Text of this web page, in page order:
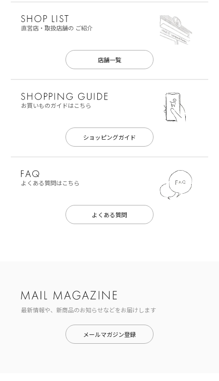
直営店・取扱店舗の ご紹介
店舗一覧
お買いものガイドはこちら
ショッピングガイド
よくある質問はこちら
よくある質問
最新情報や、新商品のお知らせなどをお届けします
メールマガジン登録